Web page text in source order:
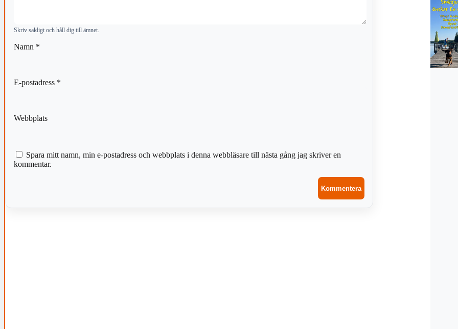
Skriv sakligt och håll dig till ämnet.
Namn *
E-postadress *
Webbplats
Spara mitt namn, min e-postadress och webbplats i denna webbläsare till nästa gång jag skriver en
kommentar.